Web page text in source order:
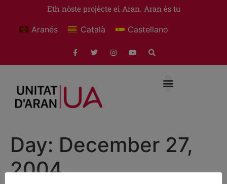
Eth nòste projècte ei Aran. Aran ès tu
Aranés Català Castellano
Day: December 27,
2004